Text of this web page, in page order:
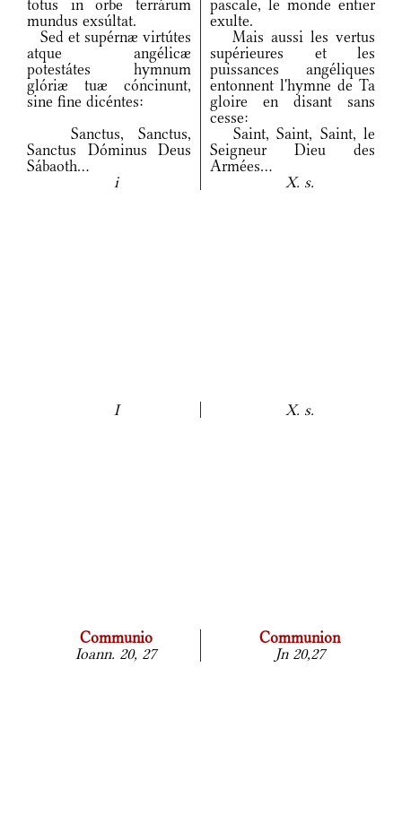
totus in orbe terrárum
mundus exsúltat.
pascale, le monde entier
exulte.
Sed et supérnæ virtútes
atque angélicæ
potestátes hymnum
glóriæ tuæ cóncinunt,
sine fine dicéntes:
Mais aussi les vertus
supérieures et les
puissances angéliques
entonnent l'hymne de Ta
gloire en disant sans
cesse:
Sanctus, Sanctus,
Sanctus Dóminus Deus
Sábaoth...
Saint, Saint, Saint, le
Seigneur Dieu des
Armées...
i
X. s.
I X. s.
Communio
Communion
Ioann. 20, 27
Jn 20,27